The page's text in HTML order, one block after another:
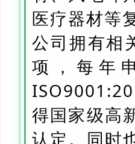
医疗器材等
公司拥有相
项，每年
得国家级高
认定。同时